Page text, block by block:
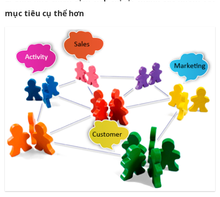
mục tiêu cụ thể hơn